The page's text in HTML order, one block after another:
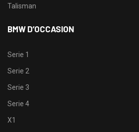
Talisman
BMW D’OCCASION
Serie 1
Serie 2
Serie 3
Serie 4
X1